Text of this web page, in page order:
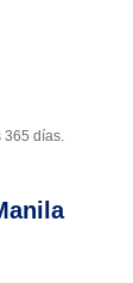
365 días.